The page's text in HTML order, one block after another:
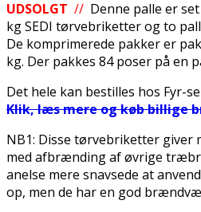
UDSOLGT // Denne palle er
kg SEDI tørvebriketter og to
De komprimerede pakker er
kg. Der pakkes 84 poser på en
Det hele kan bestilles hos Fyr-
Klik, læs mere og køb billige
NB1: Disse tørvebriketter giver
med afbrænding af øvrige
anelse mere snavsede at
op, men de har en god